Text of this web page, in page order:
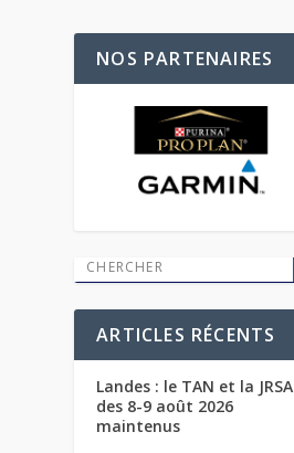
NOS PARTENAIRES
ARTICLES RÉCENTS
Landes : le TAN et la JRSA
des 8-9 août 2026
maintenus